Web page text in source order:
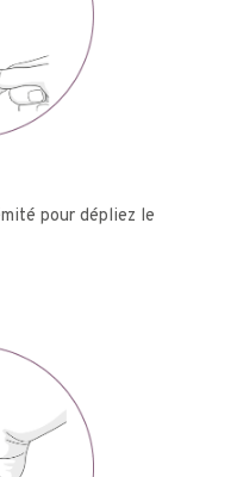
pour dépliez le